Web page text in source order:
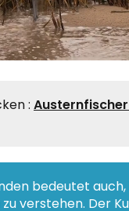
:
bedeutet
verstehen. Der